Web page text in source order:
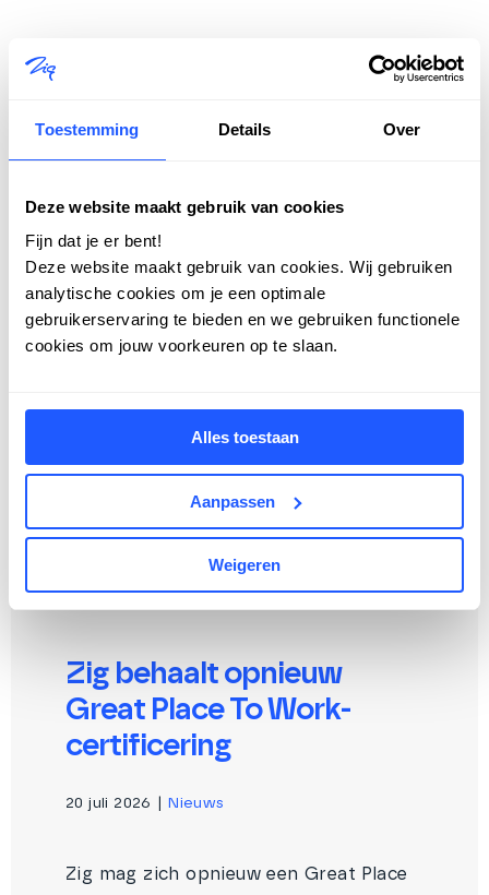
Toestemming Details Over
Deze website maakt gebruik van cookies
Fijn dat je er bent!
Deze website maakt gebruik van cookies. Wij gebruiken
analytische cookies om je een optimale
gebruikerservaring te bieden en we gebruiken functionele
cookies om jouw voorkeuren op te slaan.
Alles toestaan
Aanpassen
Weigeren
Zig behaalt opnieuw
Great Place To Work-
certificering
20 juli 2026 Nieuws
Zig mag zich opnieuw een Great Place